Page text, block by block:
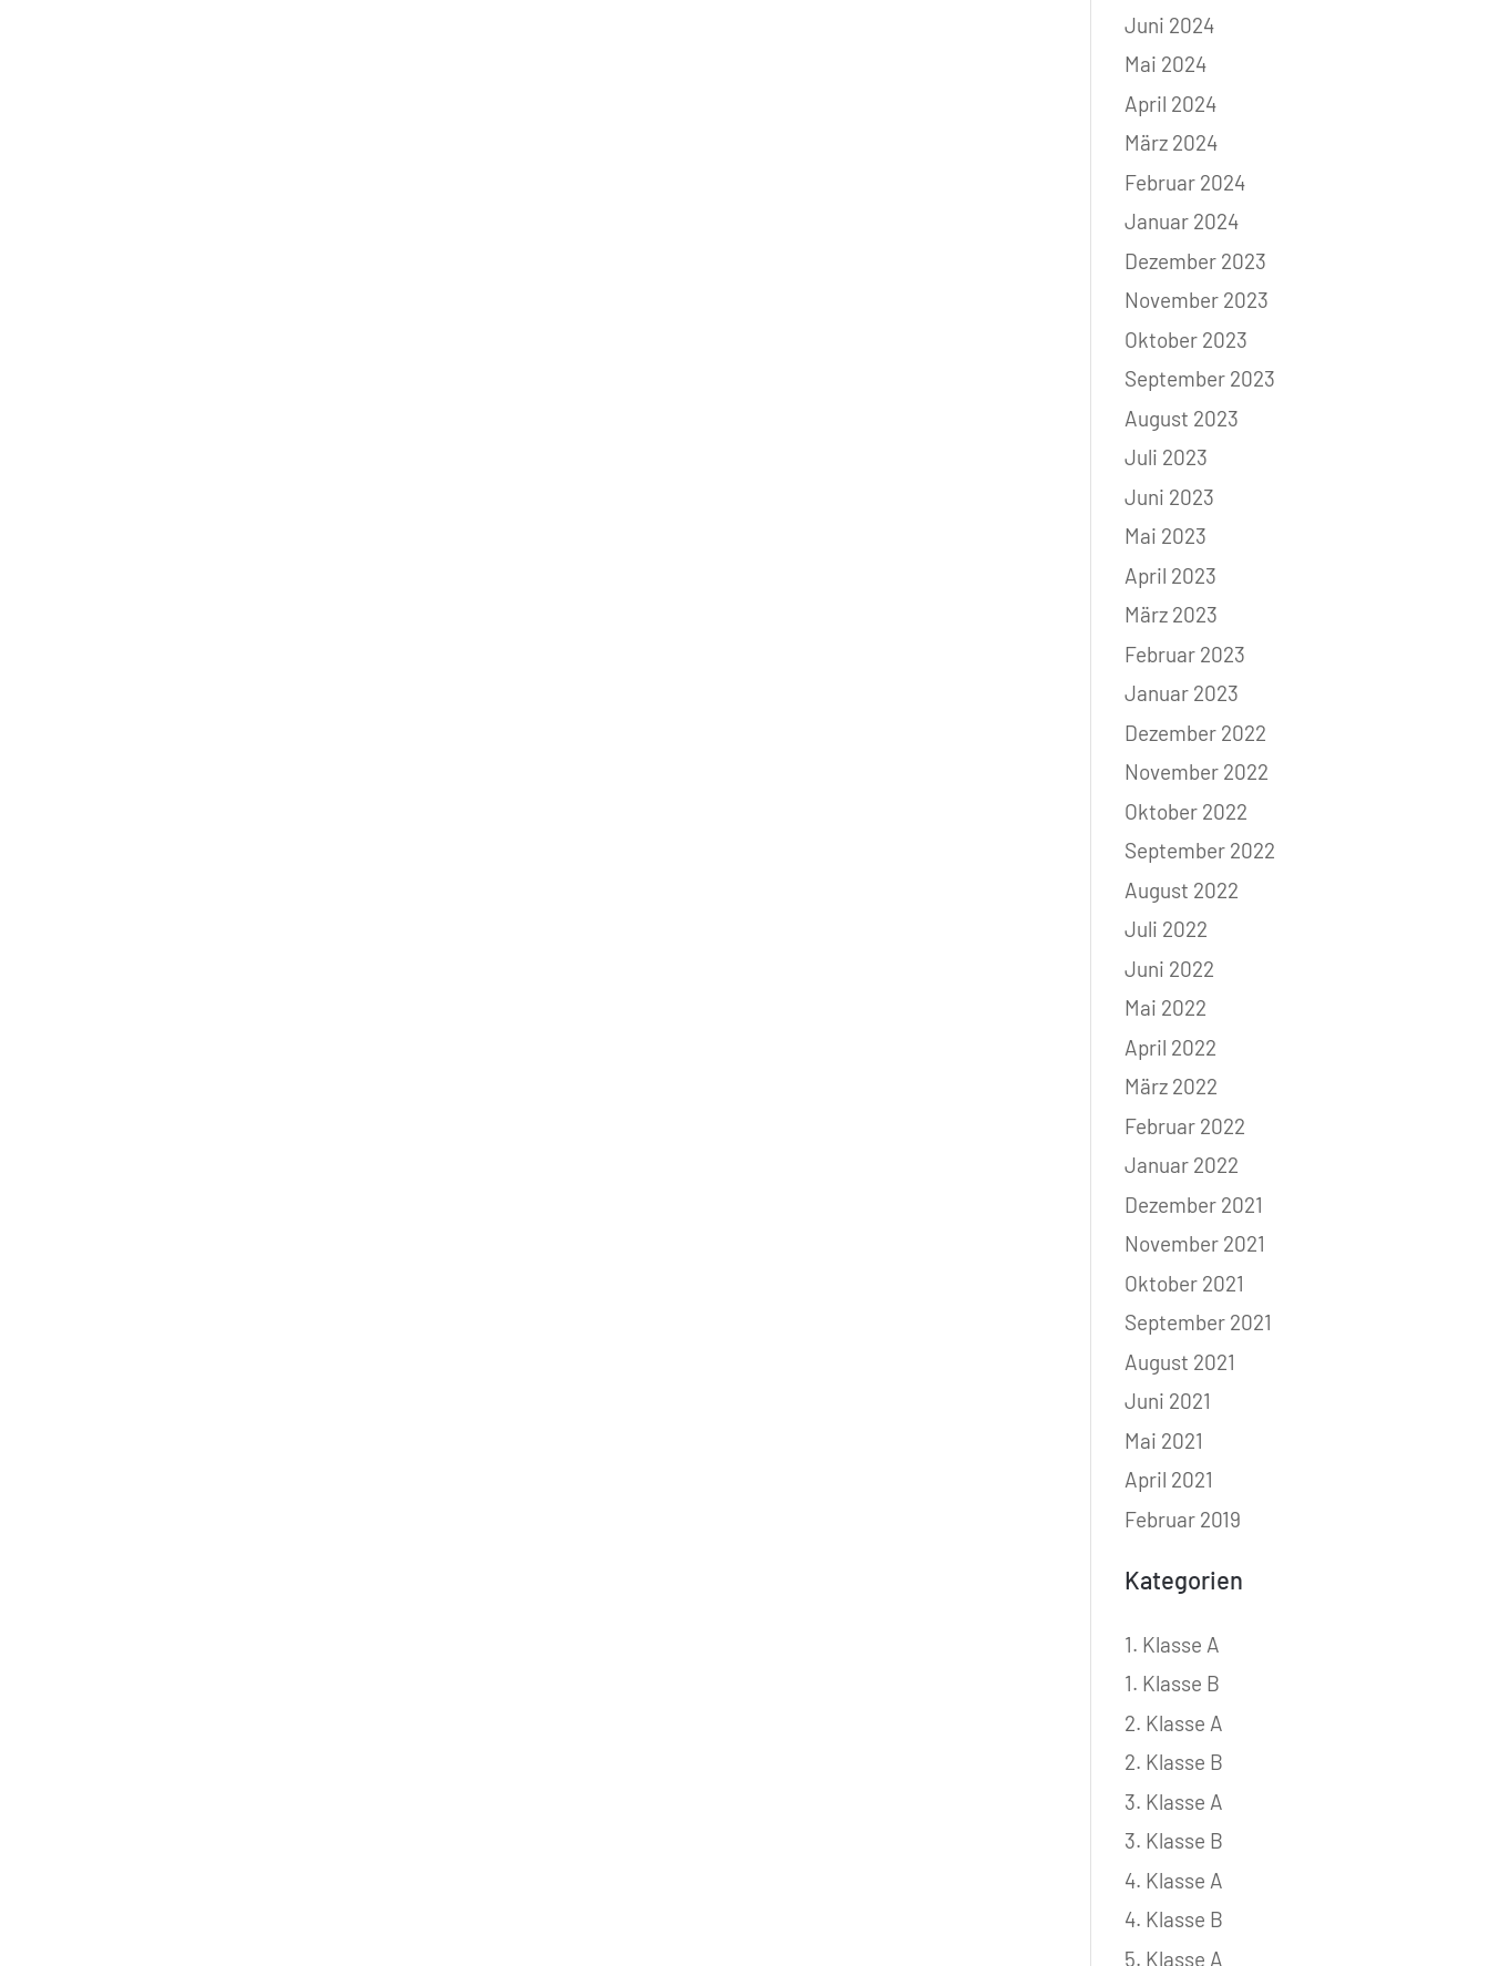
Juni 2024
Mai 2024
April 2024
März 2024
Februar 2024
Januar 2024
Dezember 2023
November 2023
Oktober 2023
September 2023
August 2023
Juli 2023
Juni 2023
Mai 2023
April 2023
März 2023
Februar 2023
Januar 2023
Dezember 2022
November 2022
Oktober 2022
September 2022
August 2022
Juli 2022
Juni 2022
Mai 2022
April 2022
März 2022
Februar 2022
Januar 2022
Dezember 2021
November 2021
Oktober 2021
September 2021
August 2021
Juni 2021
Mai 2021
April 2021
Februar 2019
Kategorien
1. Klasse A
1. Klasse B
2. Klasse A
2. Klasse B
3. Klasse A
3. Klasse B
4. Klasse A
4. Klasse B
5. Klasse A